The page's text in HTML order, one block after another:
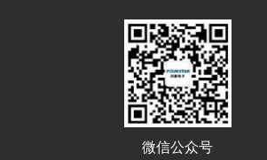
微信公众号